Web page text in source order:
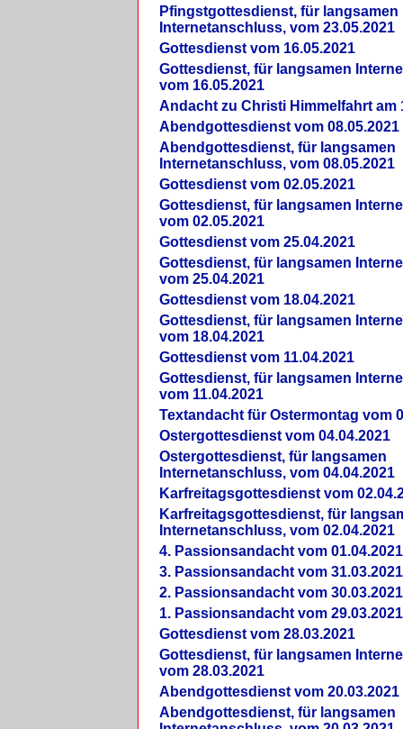
Pfingstgottesdienst, für langsamen
Internetanschluss, vom 23.05.2021
Gottesdienst vom 16.05.2021
Gottesdienst, für langsamen
vom 16.05.2021
Andacht zu Christi Himmelfahrt am
Abendgottesdienst vom 08.05.2021
Abendgottesdienst, für langsamen
Internetanschluss, vom 08.05.2021
Gottesdienst vom 02.05.2021
Gottesdienst, für langsamen
vom 02.05.2021
Gottesdienst vom 25.04.2021
Gottesdienst, für langsamen
vom 25.04.2021
Gottesdienst vom 18.04.2021
Gottesdienst, für langsamen
vom 18.04.2021
Gottesdienst vom 11.04.2021
Gottesdienst, für langsamen
vom 11.04.2021
Textandacht für Ostermontag vom
Ostergottesdienst vom 04.04.2021
Ostergottesdienst, für langsamen
Internetanschluss, vom 04.04.2021
Karfreitagsgottesdienst vom
Karfreitagsgottesdienst, für
Internetanschluss, vom 02.04.2021
4. Passionsandacht vom 01.04.2021
3. Passionsandacht vom 31.03.2021
2. Passionsandacht vom 30.03.2021
1. Passionsandacht vom 29.03.2021
Gottesdienst vom 28.03.2021
Gottesdienst, für langsamen
vom 28.03.2021
Abendgottesdienst vom 20.03.2021
Abendgottesdienst, für langsamen